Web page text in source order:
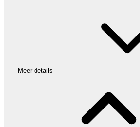
Meer details